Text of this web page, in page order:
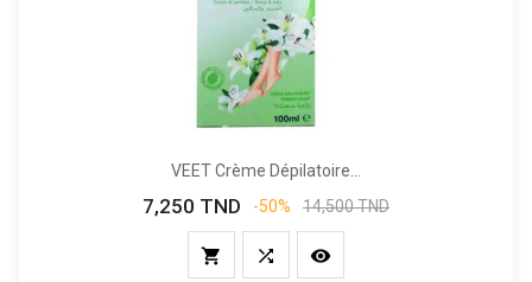
VEET Crème Dépilatoire...
Prix
7,250 TND
Prix
-50% 14,500 TND
  